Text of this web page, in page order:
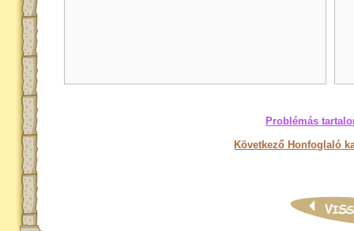
Problémás
Következő Honfoglaló